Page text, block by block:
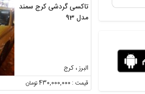
تاکسی گردشی کرج سمند
مدل 93
البرز ، کرج
قیمت : 430,000,000 تومان